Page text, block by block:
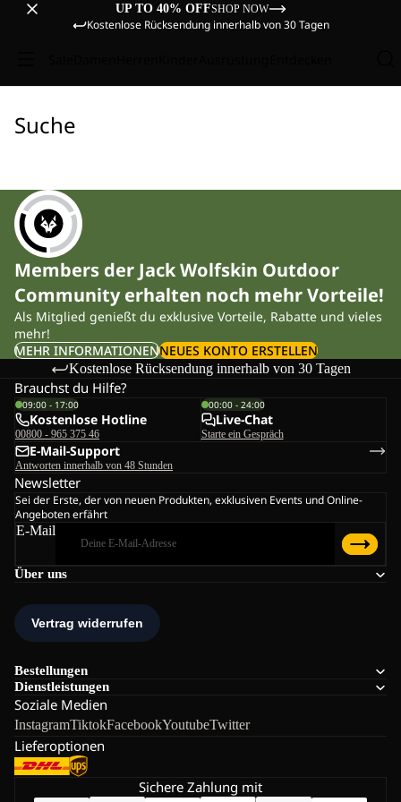
UP TO 40% OFFSHOP NOW
Kostenlose Rücksendung innerhalb von 30 Tagen
Suche
Members der Jack Wolfskin Outdoor
Community erhalten noch mehr Vorteile!
Als Mitglied genießt du exklusive Vorteile, Rabatte und vieles
mehr!
MEHR INFORMATIONENNEUES KONTO ERSTELLEN
Kostenlose Rücksendung innerhalb von 30 Tagen
Über uns
Bestellungen
Dienstleistungen
Soziale Medien
InstagramTiktokFacebookYoutubeTwitter
Lieferoptionen
Brauchst du Hilfe?
09:00 - 17:00
Kostenlose Hotline
00800 - 965 375 46
00:00 - 24:00
Live-Chat
Starte ein Gespräch
E-Mail-Support
Antworten innerhalb von 48 Stunden
Newsletter
Sei der Erste, der von neuen Produkten, exklusiven Events und Online-
Angeboten erfährt
E-Mail
Sichere Zahlung mit